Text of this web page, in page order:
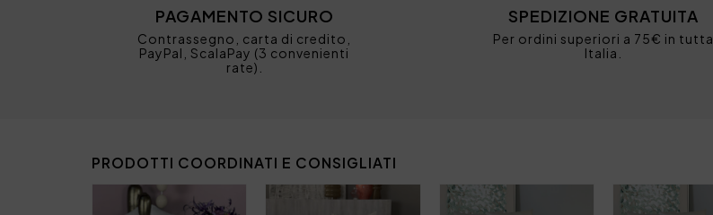
PAGAMENTO SICURO
Contrassegno, carta di credito,
PayPal, ScalaPay (3 convenienti
rate).
SPEDIZIONE GRATUITA
Per ordini superiori a 75€ in tutta
Italia.
PRODOTTI COORDINATI E CONSIGLIATI